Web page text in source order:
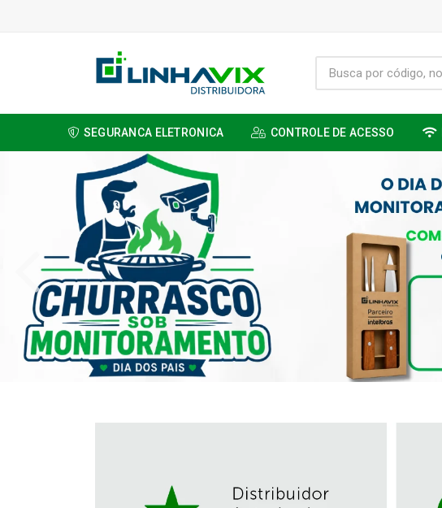
SEGURANCA ELETRONICA CONTROLE DE ACESSO